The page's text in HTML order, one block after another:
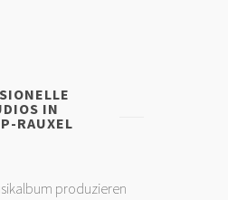
IN
RAUXEL
produzieren